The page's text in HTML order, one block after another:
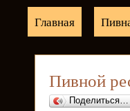
Главная
Пивной
Поделиться…